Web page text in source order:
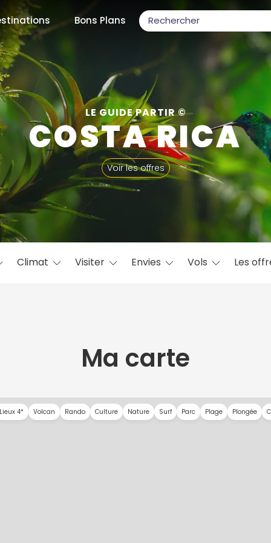
Bons Plans
LE GUIDE PARTIR ©
COSTA RICA
Voir les offres
Climat Visiter Envies Vols Les
Ma carte
Lieux 4* Volcan Rando Culture Nature Surf Parc Plage Plongée
populaires
mois
Février Mars Avril Mai Juillet Août
Novembre Décembre